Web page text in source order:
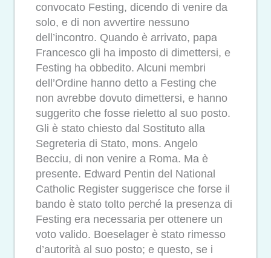
convocato Festing, dicendo di venire da
solo, e di non avvertire nessuno
dell’incontro. Quando è arrivato, papa
Francesco gli ha imposto di dimettersi, e
Festing ha obbedito. Alcuni membri
dell’Ordine hanno detto a Festing che
non avrebbe dovuto dimettersi, e hanno
suggerito che fosse rieletto al suo posto.
Gli è stato chiesto dal Sostituto alla
Segreteria di Stato, mons. Angelo
Becciu, di non venire a Roma. Ma è
presente. Edward Pentin del National
Catholic Register suggerisce che forse il
bando è stato tolto perché la presenza di
Festing era necessaria per ottenere un
voto valido. Boeselager è stato rimesso
d’autorità al suo posto; e questo, se i